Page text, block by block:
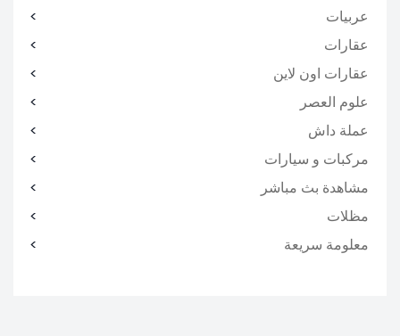
عربيات
عقارات
عقارات اون لاين
علوم العصر
عملة داش
مركبات و سيارات
مشاهدة بث مباشر
مظلات
معلومة سريعة